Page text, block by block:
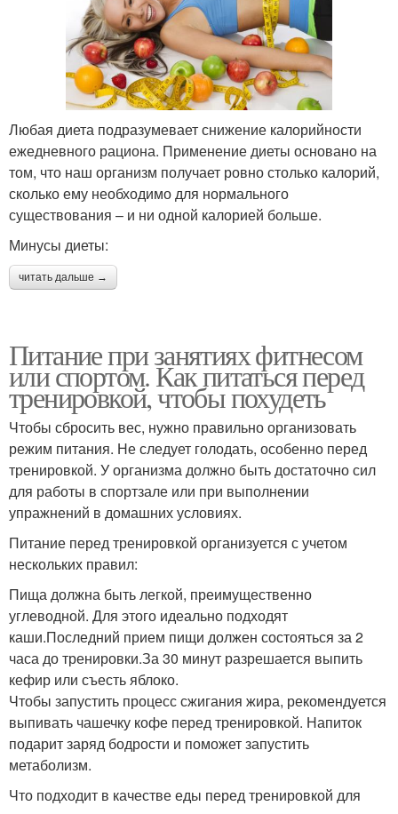
Любая диета подразумевает снижение калорийности
ежедневного рациона. Применение диеты основано на
том, что наш организм получает ровно столько калорий,
сколько ему необходимо для нормального
существования – и ни одной калорией больше.
Минусы диеты:
читать дальше →
Питание при занятиях фитнесом
или спортом. Как питаться перед
тренировкой, чтобы похудеть
Чтобы сбросить вес, нужно правильно организовать
режим питания. Не следует голодать, особенно перед
тренировкой. У организма должно быть достаточно сил
для работы в спортзале или при выполнении
упражнений в домашних условиях.
Питание перед тренировкой организуется с учетом
нескольких правил:
Пища должна быть легкой, преимущественно
углеводной. Для этого идеально подходят
каши.Последний прием пищи должен состояться за 2
часа до тренировки.За 30 минут разрешается выпить
кефир или съесть яблоко.
Чтобы запустить процесс сжигания жира, рекомендуется
выпивать чашечку кофе перед тренировкой. Напиток
подарит заряд бодрости и поможет запустить
метаболизм.
Что подходит в качестве еды перед тренировкой для